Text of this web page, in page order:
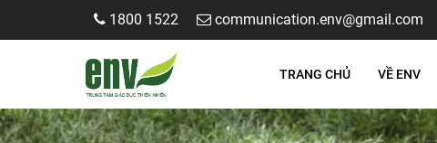
1800 1522 communication.env@gmail.com
TRANG CHỦ VỀ ENV